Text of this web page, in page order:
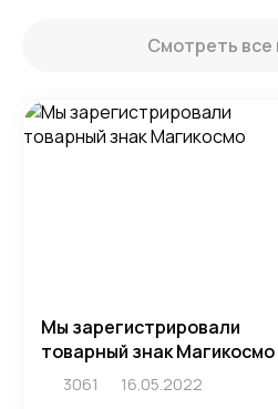
Смотреть все
Мы зарегистрировали
товарный знак Магикосмо
3061 16.05.2022